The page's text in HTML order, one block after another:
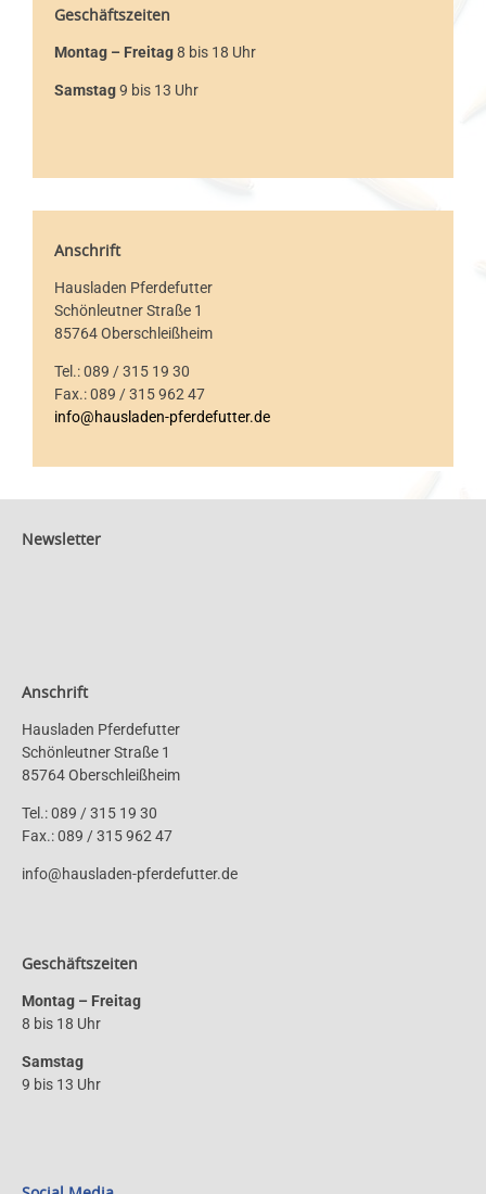
Geschäftszeiten
Montag – Freitag8 bis 18 Uhr
Samstag9 bis 13 Uhr
Anschrift
Hausladen Pferdefutter
Schönleutner Straße 1
85764 Oberschleißheim
Tel.: 089 / 315 19 30
Fax.: 089 / 315 962 47
info@hausladen-pferdefutter.de
Newsletter
Anschrift
Hausladen Pferdefutter
Schönleutner Straße 1
85764 Oberschleißheim
Tel.: 089 / 315 19 30
Fax.: 089 / 315 962 47
info@hausladen-pferdefutter.de
Geschäftszeiten
Montag – Freitag
8 bis 18 Uhr
Samstag
9 bis 13 Uhr